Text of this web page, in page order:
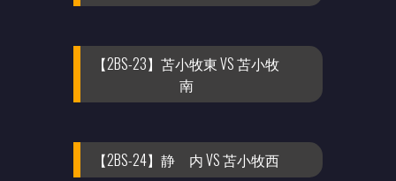
【2BS-23】苫小牧東 VS 苫小牧
南
【2BS-24】静 内 VS 苫小牧西